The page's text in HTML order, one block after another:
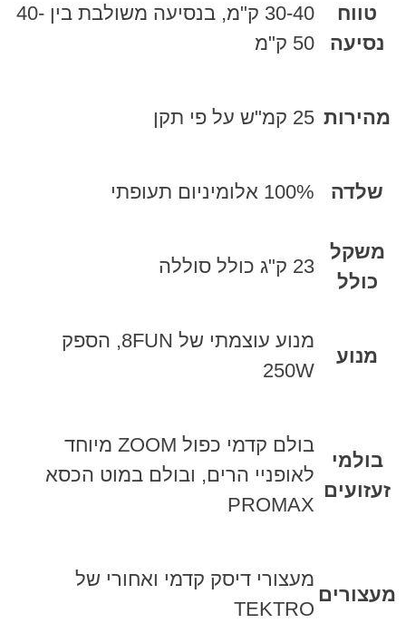
טווח
נסיעה
30-40 ק"מ, בנסיעה משולבת בין 40-
50 ק"מ
מהירות 25 קמ"ש על פי תקן
שלדה 100% אלומיניום תעופתי
משקל
כולל
23 ק"ג כולל סוללה
מנוע
מנוע עוצמתי של 8FUN, הספק
250W
בולמי
זעזועים
בולם קדמי כפול ZOOM מיוחד
לאופניי הרים, ובולם במוט הכסא
PROMAX
מעצורים
מעצורי דיסק קדמי ואחורי של
TEKTRO